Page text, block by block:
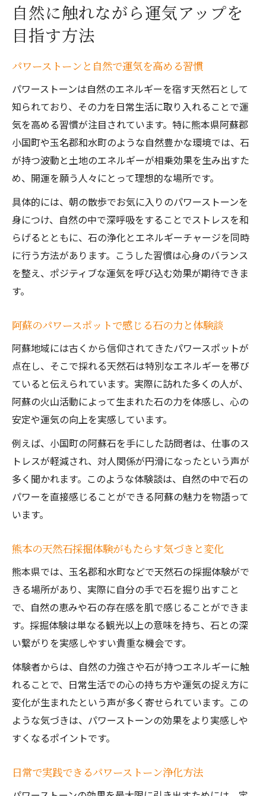
自然に触れながら運気アップを
目指す方法
パワーストーンと自然で運気を高める習慣
パワーストーンは自然のエネルギーを宿す天然石として
知られており、その力を日常生活に取り入れることで運
気を高める習慣が注目されています。特に熊本県阿蘇郡
小国町や玉名郡和水町のような自然豊かな環境では、石
が持つ波動と土地のエネルギーが相乗効果を生み出すた
め、開運を願う人々にとって理想的な場所です。
具体的には、朝の散歩でお気に入りのパワーストーンを
身につけ、自然の中で深呼吸をすることでストレスを和
らげるとともに、石の浄化とエネルギーチャージを同時
に行う方法があります。こうした習慣は心身のバランス
を整え、ポジティブな運気を呼び込む効果が期待できま
す。
阿蘇のパワースポットで感じる石の力と体験談
阿蘇地域には古くから信仰されてきたパワースポットが
点在し、そこで採れる天然石は特別なエネルギーを帯び
ていると伝えられています。実際に訪れた多くの人が、
阿蘇の火山活動によって生まれた石の力を体感し、心の
安定や運気の向上を実感しています。
例えば、小国町の阿蘇石を手にした訪問者は、仕事のス
トレスが軽減され、対人関係が円滑になったという声が
多く聞かれます。このような体験談は、自然の中で石の
パワーを直接感じることができる阿蘇の魅力を物語って
います。
熊本の天然石採掘体験がもたらす気づきと変化
熊本県では、玉名郡和水町などで天然石の採掘体験がで
きる場所があり、実際に自分の手で石を掘り出すこと
で、自然の恵みや石の存在感を肌で感じることができま
す。採掘体験は単なる観光以上の意味を持ち、石との深
い繋がりを実感しやすい貴重な機会です。
体験者からは、自然の力強さや石が持つエネルギーに触
れることで、日常生活での心の持ち方や運気の捉え方に
変化が生まれたという声が多く寄せられています。この
ような気づきは、パワーストーンの効果をより実感しや
すくなるポイントです。
日常で実践できるパワーストーン浄化方法